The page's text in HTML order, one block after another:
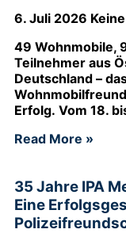
6. Juli 2026
49 Wohnmobile,
Teilnehmer aus
Deutschland –
Erfolg. Vom 18.
Read More »
35 Jahre IPA
Eine